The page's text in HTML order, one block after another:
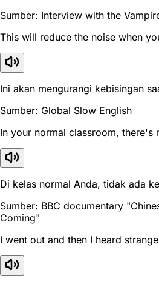
Sumber: Interview with the
This will reduce the noise when
Ini akan mengurangi kebisingan
Sumber: Global Slow English
In your normal classroom, there's
Di kelas normal Anda, tidak ada
Sumber: BBC documentary
Coming"
I went out and then I heard